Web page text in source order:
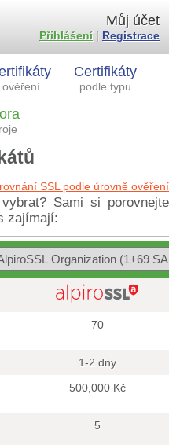
ověření
Certifikáty
podle typu
Můj účet
Přihlášení| Registrace
SSL podle úrovně ověření
Sami si porovnejte
zajímají:
70
1-2 dny
500,000 Kč
5